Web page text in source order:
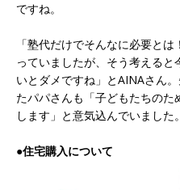
ですね。
「塾代だけでそんなに必要と
っていましたが、そう考える
いとダメですね」とAINAさん
たパパさんも「子どもたちの
します」と意気込んでいました。
●住宅購入について